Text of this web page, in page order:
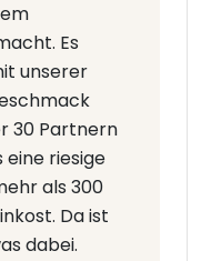
Es
unserer
30 Partnern
eine riesige
als 300
Da ist
dabei.